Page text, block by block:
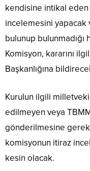
kendisine intikal eden
incelemesini yapacak
bulunup bulunmadığı
Komisyon, kararını
Başkanlığına
Kurulun ilgili
edilmeyen veya
gönderilmesine
komisyonun itiraz
kesin olacak.